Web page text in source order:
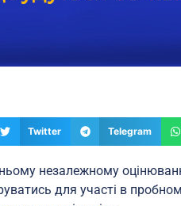
Twitter Telegram
незалежному
для участі в